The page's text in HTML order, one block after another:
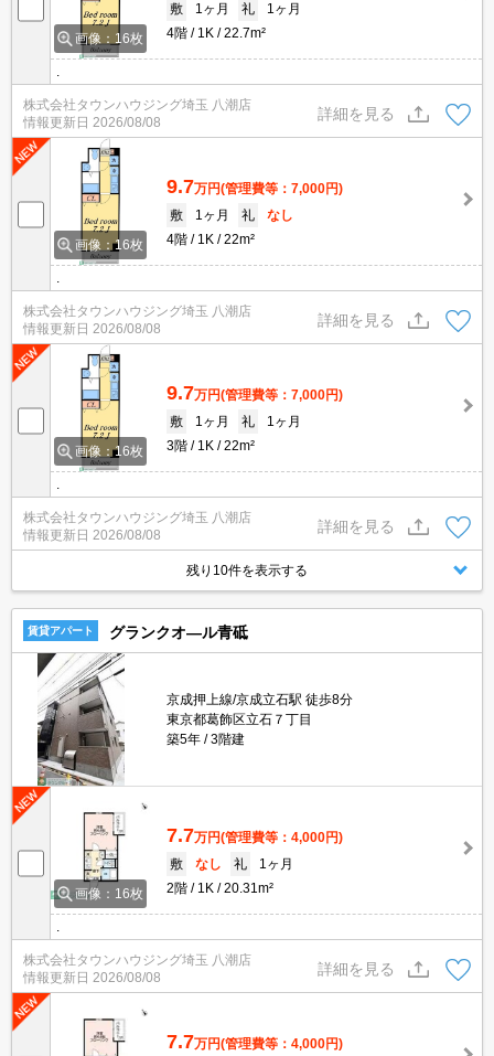
画像：16枚
敷
1ヶ月 礼
1ヶ月
4階
1K 22.7m²
株式会社タウンハウジング埼玉 八潮店
情報更新日 2026/08/08
詳細を見る
画像：16枚
9.7万円(管理費等：7,000円)
敷
1ヶ月 礼
なし
4階
1K 22m²
株式会社タウンハウジング埼玉 八潮店
情報更新日 2026/08/08
詳細を見る
画像：16枚
9.7万円(管理費等：7,000円)
敷
1ヶ月 礼
1ヶ月
3階
1K 22m²
株式会社タウンハウジング埼玉 八潮店
情報更新日 2026/08/08
詳細を見る
残り10件を表示する
賃貸アパート グランクオ―ル青砥
京成押上線/京成立石駅 徒歩8分
東京都葛飾区立石７丁目
築5年
3階建
画像：16枚
7.7万円(管理費等：4,000円)
敷
なし 礼
1ヶ月
2階
1K 20.31m²
株式会社タウンハウジング埼玉 八潮店
情報更新日 2026/08/08
詳細を見る
7.7万円(管理費等：4,000円)